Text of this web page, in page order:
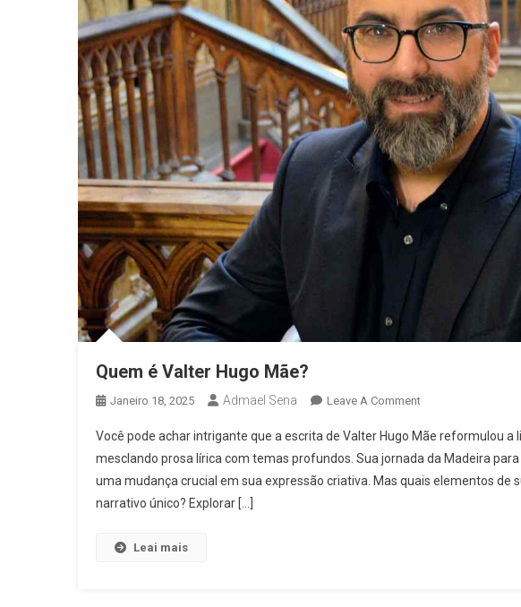
Quem é Valter Hugo Mãe?
Janeiro 18, 2025 Admael Sena Leave A CommentOn
É
Valter
Hugo
Você pode achar intrigante que a escrita de Valter Hugo Mãe reformulou
mesclando prosa lírica com temas profundos. Sua jornada da Madeira
uma mudança crucial em sua expressão criativa. Mas quais elementos de
narrativo único? Explorar […]
Leai mais